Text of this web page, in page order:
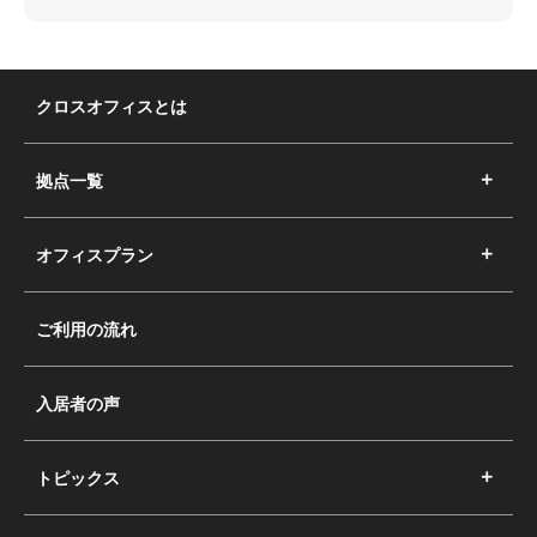
クロスオフィスとは
拠点一覧
オフィスプラン
ご利用の流れ
入居者の声
トピックス